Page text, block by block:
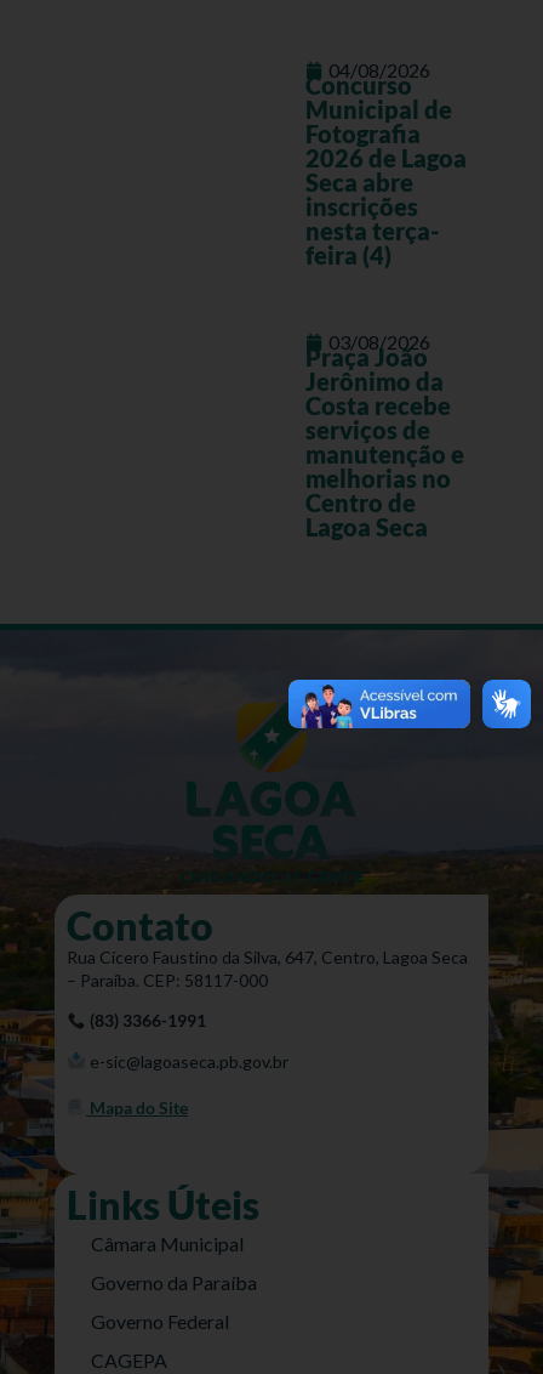
04/08/2026
Concurso
Municipal de
Fotografia
2026 de Lagoa
Seca abre
inscrições
nesta terça-
feira (4)
03/08/2026
Praça João
Jerônimo da
Costa recebe
serviços de
manutenção e
melhorias no
Centro de
Lagoa Seca
Contato
Rua Cícero Faustino da Silva, 647, Centro, Lagoa Seca
– Paraíba. CEP: 58117-000
(83) 3366-1991
e-sic@lagoaseca.pb.gov.br
Mapa do Site
Links Úteis
Câmara Municipal
Governo da Paraíba
Governo Federal
CAGEPA